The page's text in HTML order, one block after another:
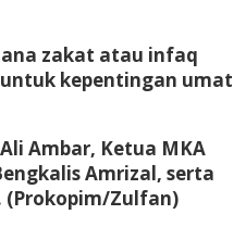
zakat atau infaq
kepentingan umat
Ambar, Ketua MKA
Amrizal, serta
(Prokopim/Zulfan)